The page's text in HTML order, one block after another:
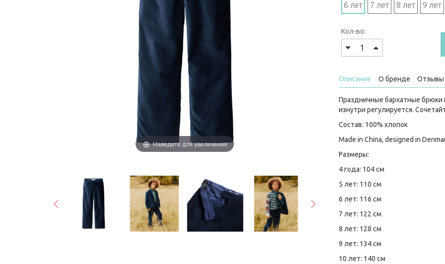
Наведите для увеличения
6 лет 7 лет 8 лет 9 лет
Кол-во:
Описание О бренде Отзывы
Праздничные бархатные брюки
изнутри регулируется.
Состав: 100% хлопок
Made in China, designed in
Размеры:
4 года: 104 см
5 лет: 110 см
6 лет: 116 см
7 лет: 122 см
8 лет: 128 см
9 лет: 134 см
10 лет: 140 см